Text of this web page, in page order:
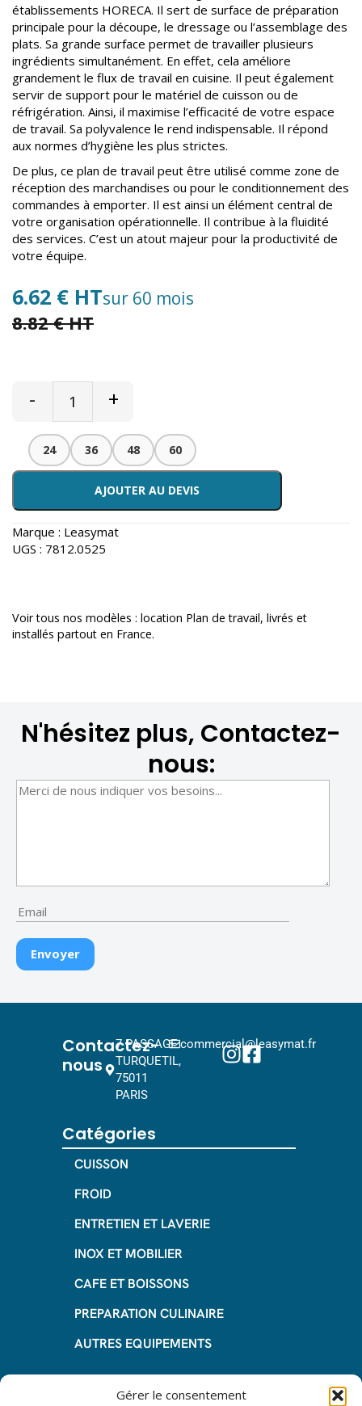
Gérer le consentement
établissements HORECA. Il sert de surface de préparation
principale pour la découpe, le dressage ou l’assemblage des
plats. Sa grande surface permet de travailler plusieurs
ingrédients simultanément. En effet, cela améliore
grandement le flux de travail en cuisine. Il peut également
servir de support pour le matériel de cuisson ou de
réfrigération. Ainsi, il maximise l’efficacité de votre espace
de travail. Sa polyvalence le rend indispensable. Il répond
aux normes d’hygiène les plus strictes.
De plus, ce plan de travail peut être utilisé comme zone de
réception des marchandises ou pour le conditionnement des
commandes à emporter. Il est ainsi un élément central de
votre organisation opérationnelle. Il contribue à la fluidité
des services. C’est un atout majeur pour la productivité de
votre équipe.
6.62 € HTsur 60 mois
8.82 € HT
- +
24 36 48 60
AJOUTER AU DEVIS
Marque : Leasymat
UGS : 7812.0525
Voir tous nos modèles : location Plan de travail, livrés et
installés partout en France.
N'hésitez plus, Contactez-
nous:
Contactez-
nous
7 PASSAGE
TURQUETIL,
75011
PARIS
commercial@leasymat.fr
Catégories
CUISSON
FROID
ENTRETIEN ET LAVERIE
INOX ET MOBILIER
CAFE ET BOISSONS
PREPARATION CULINAIRE
AUTRES EQUIPEMENTS
Informations